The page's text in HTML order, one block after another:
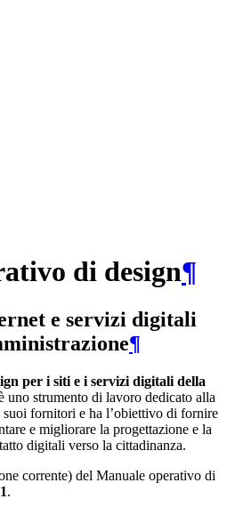
di design¶
e servizi digitali
¶
per i siti e i servizi digitali della
uno strumento di lavoro dedicato alla
fornitori e ha l’obiettivo di fornire
e migliorare la progettazione e la
digitali verso la cittadinanza.
corrente) del Manuale operativo di
.